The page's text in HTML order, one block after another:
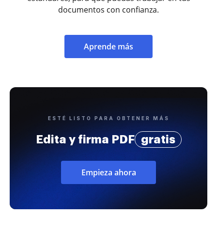
documentos con confianza.
Aprende más
ESTÉ LISTO PARA OBTENER MÁS
Edita y firma PDF gratis
Empieza ahora